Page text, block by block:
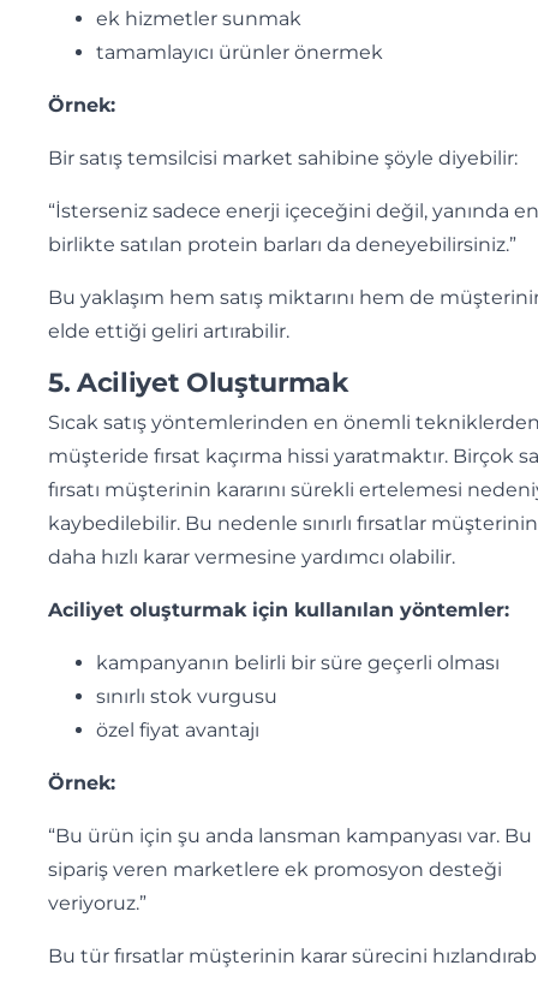
ek hizmetler sunmak
tamamlayıcı ürünler önermek
Örnek:
Bir satış temsilcisi market sahibine şöyle diyebilir:
“İsterseniz sadece enerji içeceğini değil, yanında
birlikte satılan protein barları da deneyebilirsiniz.”
Bu yaklaşım hem satış miktarını hem de
elde ettiği geliri artırabilir.
5. Aciliyet Oluşturmak
Sıcak satış yöntemlerinden en önemli
müşteride fırsat kaçırma hissi yaratmaktır. Birçok
fırsatı müşterinin kararını sürekli ertelemesi
kaybedilebilir. Bu nedenle sınırlı fırsatlar müşterinin
daha hızlı karar vermesine yardımcı olabilir.
Aciliyet oluşturmak için kullanılan yöntemler:
kampanyanın belirli bir süre geçerli olması
sınırlı stok vurgusu
özel fiyat avantajı
Örnek:
“Bu ürün için şu anda lansman kampanyası var.
sipariş veren marketlere ek promosyon desteği
veriyoruz.”
Bu tür fırsatlar müşterinin karar sürecini